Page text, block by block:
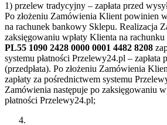
1) przelew tradycyjny – zapłata przed
Po złożeniu Zamówienia Klient powinien
na rachunek bankowy Sklepu. Realizacja
zaksięgowaniu wpłaty Klienta na
PL55 1090 2428 0000 0001 4482 8208
systemu płatności Przelewy24.pl – zapłata
(przedpłata). Po złożeniu Zamówienia
zapłaty za pośrednictwem systemu
Zamówienia następuje po zaksięgowaniu
płatności Przelewy24.pl;